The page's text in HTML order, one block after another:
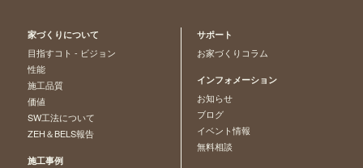
家づくりについて
目指すコト - ビジョン
性能
施工品質
価値
SW工法について
ZEH＆BELS報告
施工事例
サポート
お家づくりコラム
インフォメーション
お知らせ
ブログ
イベント情報
無料相談